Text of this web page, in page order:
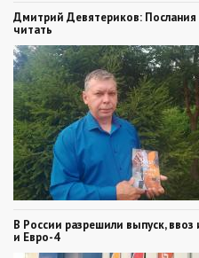
Дмитрий Девятериков: Послания
читать
В России разрешили выпуск,
и Евро-4